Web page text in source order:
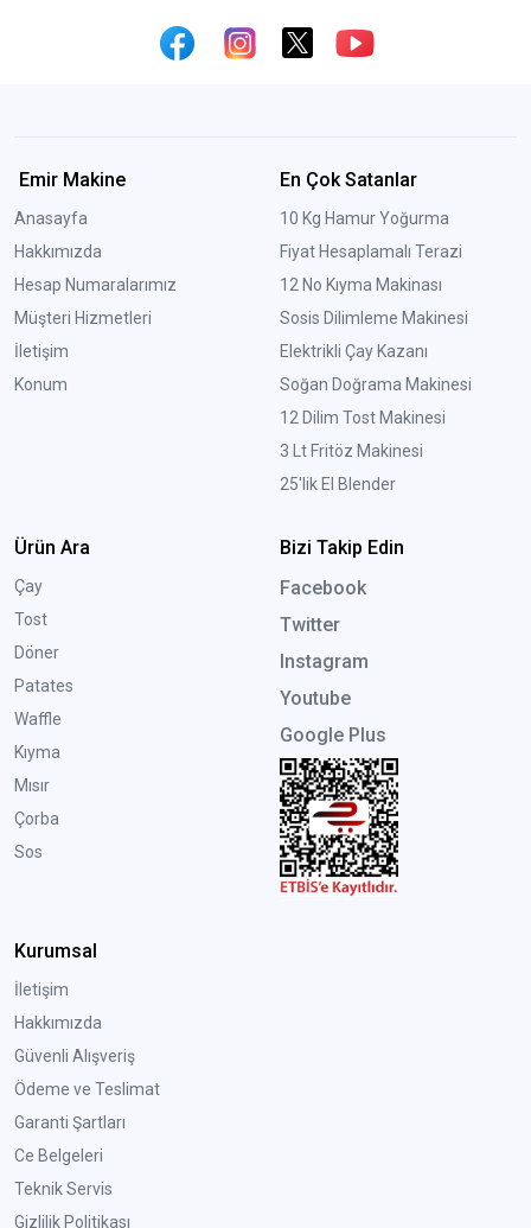
Emir Makine
Anasayfa
Hakkımızda
Hesap Numaralarımız
Müşteri Hizmetleri
İletişim
Konum
En Çok Satanlar
10 Kg Hamur Yoğurma
Fiyat Hesaplamalı Terazi
12 No Kıyma Makinası
Sosis Dilimleme Makinesi
Elektrikli Çay Kazanı
Soğan Doğrama Makinesi
12 Dilim Tost Makinesi
3 Lt Fritöz Makinesi
25'lik El Blender
Ürün Ara
Çay
Tost
Döner
Patates
Waffle
Kıyma
Mısır
Çorba
Sos
Bizi Takip Edin
Facebook
Twitter
Instagram
Youtube
Google Plus
Kurumsal
İletişim
Hakkımızda
Güvenli Alışveriş
Ödeme ve Teslimat
Garanti Şartları
Ce Belgeleri
Teknik Servis
Gizlilik Politikası